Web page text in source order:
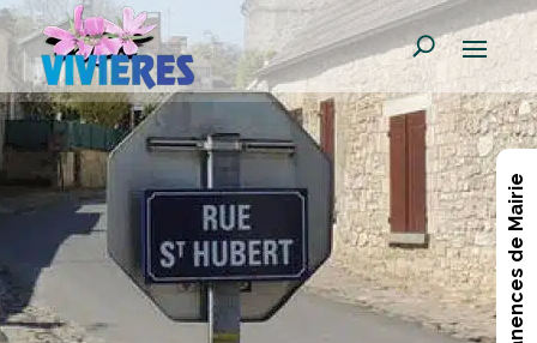
Permanences de Mairie